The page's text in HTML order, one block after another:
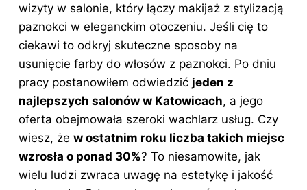
wizyty w salonie, który łączy makijaż z stylizacją
paznokci w eleganckim otoczeniu. Jeśli cię to
ciekawi to odkryj skuteczne sposoby na
usunięcie farby do włosów z paznokci. Po dniu
pracy postanowiłem odwiedzić jeden z
najlepszych salonów w Katowicach, a jego
oferta obejmowała szeroki wachlarz usług. Czy
wiesz, że w ostatnim roku liczba takich miejsc
wzrosła o ponad 30%? To niesamowite, jak
wielu ludzi zwraca uwagę na estetykę i jakość